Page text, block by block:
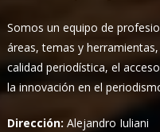
Somos un equipo de
áreas, temas y
calidad periodística, el
la innovación en el
Dirección:Alejandro Iuliani